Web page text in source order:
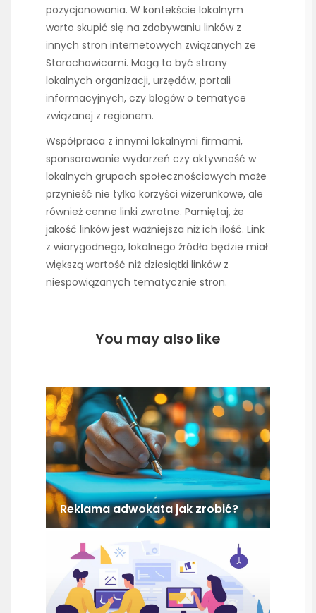
pozycjonowania. W kontekście lokalnym
warto skupić się na zdobywaniu linków z
innych stron internetowych związanych ze
Starachowicami. Mogą to być strony
lokalnych organizacji, urzędów, portali
informacyjnych, czy blogów o tematyce
związanej z regionem.
Współpraca z innymi lokalnymi firmami,
sponsorowanie wydarzeń czy aktywność w
lokalnych grupach społecznościowych może
przynieść nie tylko korzyści wizerunkowe, ale
również cenne linki zwrotne. Pamiętaj, że
jakość linków jest ważniejsza niż ich ilość. Link
z wiarygodnego, lokalnego źródła będzie miał
większą wartość niż dziesiątki linków z
niespowiązanych tematycznie stron.
You may also like
Reklama adwokata jak zrobić?